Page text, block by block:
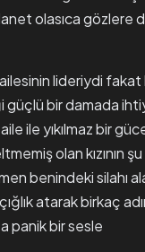
olasıca gözlere
lideriydi
güçlü bir damada
ile yıkılmaz bir
olan kızının
benindeki silahı
atarak birkaç
panik bir sesle